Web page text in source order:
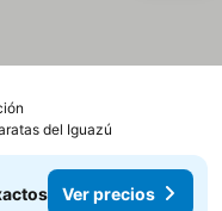
del Iguazú
Ver precios